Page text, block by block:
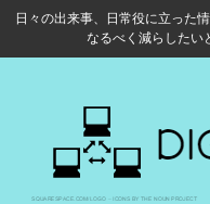
日々の出来事、日常役に立った
なるべく減らしたい